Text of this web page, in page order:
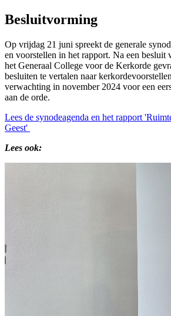
Besluitvorming
Op vrijdag 21 juni spreekt de generale
en voorstellen in het rapport. Na een besluit
het Generaal College voor de Kerkorde
besluiten te vertalen naar
verwachting in november 2024 voor een
aan de orde.
Lees de synodeagenda en het rapport
Geest'
Lees ook: